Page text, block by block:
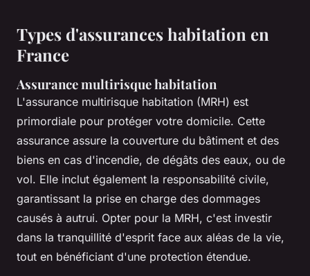
Types d'assurances habitation en
France
Assurance multirisque habitation
L'assurance multirisque habitation (MRH) est
primordiale pour protéger votre domicile. Cette
assurance assure la couverture du bâtiment et des
biens en cas d'incendie, de dégâts des eaux, ou de
vol. Elle inclut également la responsabilité civile,
garantissant la prise en charge des dommages
causés à autrui. Opter pour la MRH, c'est investir
dans la tranquillité d'esprit face aux aléas de la vie,
tout en bénéficiant d'une protection étendue.